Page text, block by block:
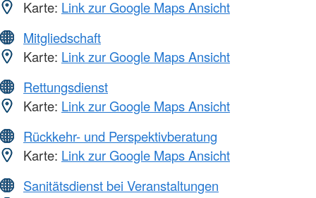
Karte: Link zur Google Maps Ansicht
Mitgliedschaft
Karte: Link zur Google Maps Ansicht
Rettungsdienst
Karte: Link zur Google Maps Ansicht
Rückkehr- und Perspektivberatung
Karte: Link zur Google Maps Ansicht
Sanitätsdienst bei Veranstaltungen